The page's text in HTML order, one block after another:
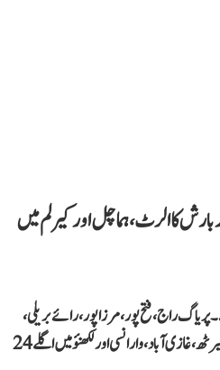
کا الرٹ، ہماچل اور کیرلم میں
راج، فتح پور، مرزا پور، رائے بریلی،
کانپور، سہارنپور، مظفر نگر، ایٹاوا، آگرہ، میرٹھ، غازی آباد، وارانسی اور لکھنؤ میں اگلے 24